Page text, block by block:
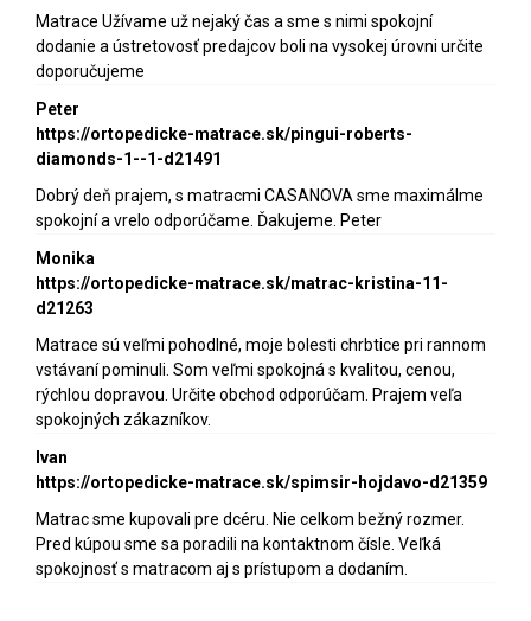
Matrace Užívame už nejaký čas a sme s nimi spokojní
dodanie a ústretovosť predajcov boli na vysokej úrovni určite
doporučujeme
Peter
https://ortopedicke-matrace.sk/pingui-roberts-
diamonds-1--1-d21491
Dobrý deň prajem, s matracmi CASANOVA sme maximálme
spokojní a vrelo odporúčame. Ďakujeme. Peter
Monika
https://ortopedicke-matrace.sk/matrac-kristina-11-
d21263
Matrace sú veľmi pohodlné, moje bolesti chrbtice pri rannom
vstávaní pominuli. Som veľmi spokojná s kvalitou, cenou,
rýchlou dopravou. Určite obchod odporúčam. Prajem veľa
spokojných zákazníkov.
Ivan
https://ortopedicke-matrace.sk/spimsir-hojdavo-d21359
Matrac sme kupovali pre dcéru. Nie celkom bežný rozmer.
Pred kúpou sme sa poradili na kontaktnom čísle. Veľká
spokojnosť s matracom aj s prístupom a dodaním.